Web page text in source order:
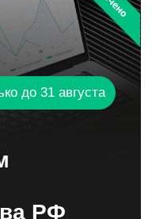
проходимостью 98%